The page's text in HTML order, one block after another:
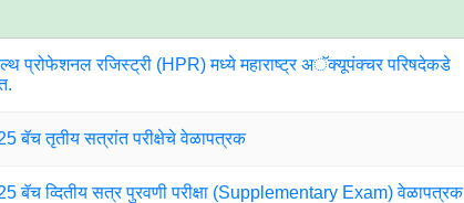
प्रोफेशनल रजिस्ट्री (HPR) मध्ये महाराष्ट्र अॅक्यूपंक्चर परिषदेकडे
बॅच तृतीय सत्रांत परीक्षेचे वेळापत्रक
बॅच व्दितीय सत्र पुरवणी परीक्षा (Supplementary Exam) वेळापत्रक